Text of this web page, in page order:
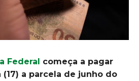
Federal começa a pagar
a parcela de junho do